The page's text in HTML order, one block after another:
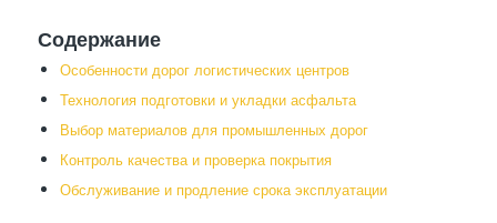
Содержание
Особенности дорог логистических центров
Технология подготовки и укладки асфальта
Выбор материалов для промышленных дорог
Контроль качества и проверка покрытия
Обслуживание и продление срока эксплуатации